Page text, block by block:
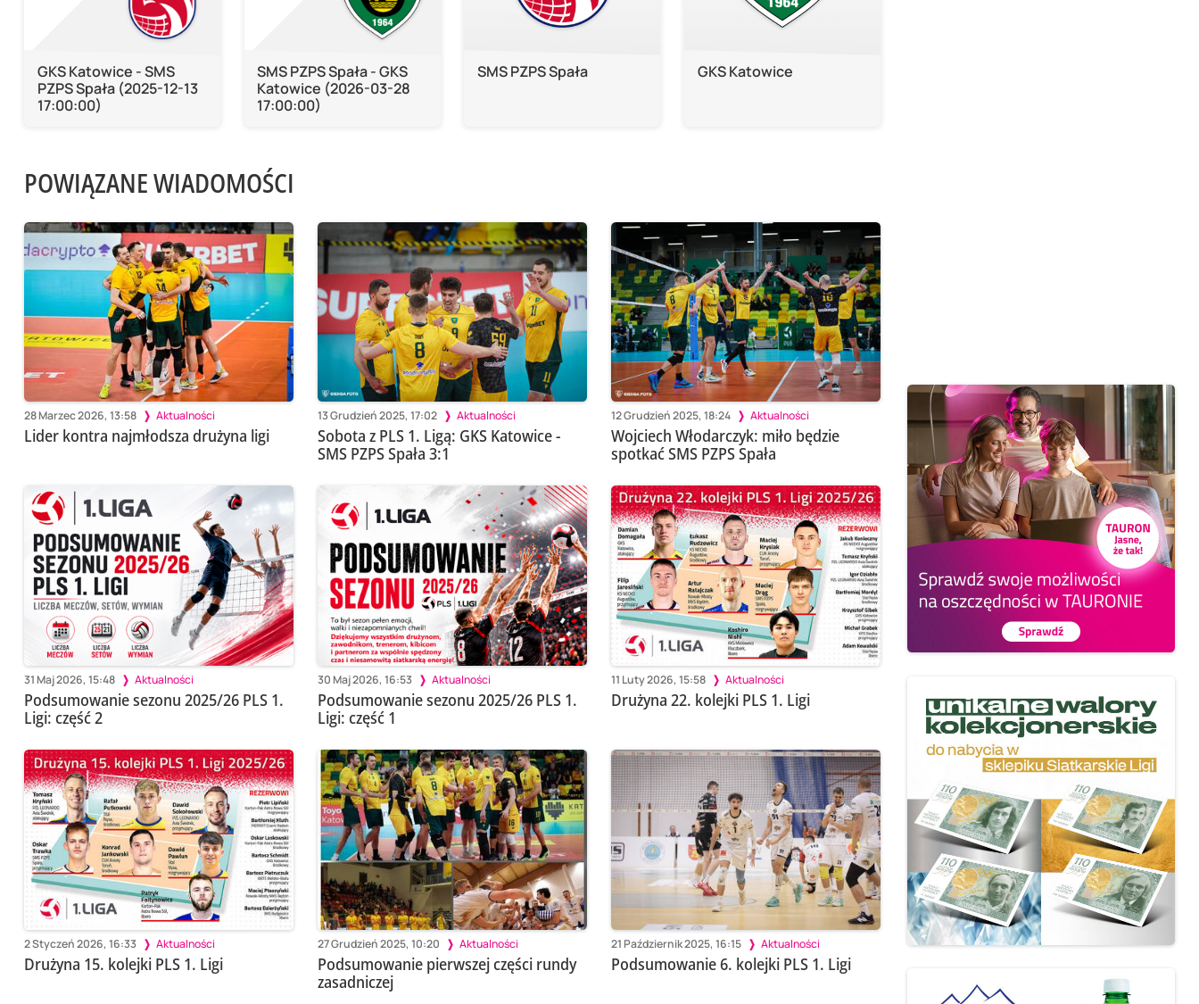
GKS Katowice - SMS
PZPS Spała (2025-12-13
17:00:00)
SMS PZPS Spała - GKS
Katowice (2026-03-28
17:00:00)
SMS PZPS Spała GKS Katowice
POWIĄZANE WIADOMOŚCI
28 Marzec 2026, 13:58 Aktualności
Lider kontra najmłodsza drużyna ligi
13 Grudzień 2025, 17:02 Aktualności
Sobota z PLS 1. Ligą: GKS Katowice -
SMS PZPS Spała 3:1
12 Grudzień 2025, 18:24 Aktualności
Wojciech Włodarczyk: miło będzie
spotkać SMS PZPS Spała
31 Maj 2026, 15:48 Aktualności
Podsumowanie sezonu 2025/26 PLS 1.
Ligi: część 2
30 Maj 2026, 16:53 Aktualności
Podsumowanie sezonu 2025/26 PLS 1.
Ligi: część 1
11 Luty 2026, 15:58 Aktualności
Drużyna 22. kolejki PLS 1. Ligi
2 Styczeń 2026, 16:33 Aktualności
Drużyna 15. kolejki PLS 1. Ligi
27 Grudzień 2025, 10:20 Aktualności
Podsumowanie pierwszej części rundy
zasadniczej
21 Październik 2025, 16:15 Aktualności
Podsumowanie 6. kolejki PLS 1. Ligi